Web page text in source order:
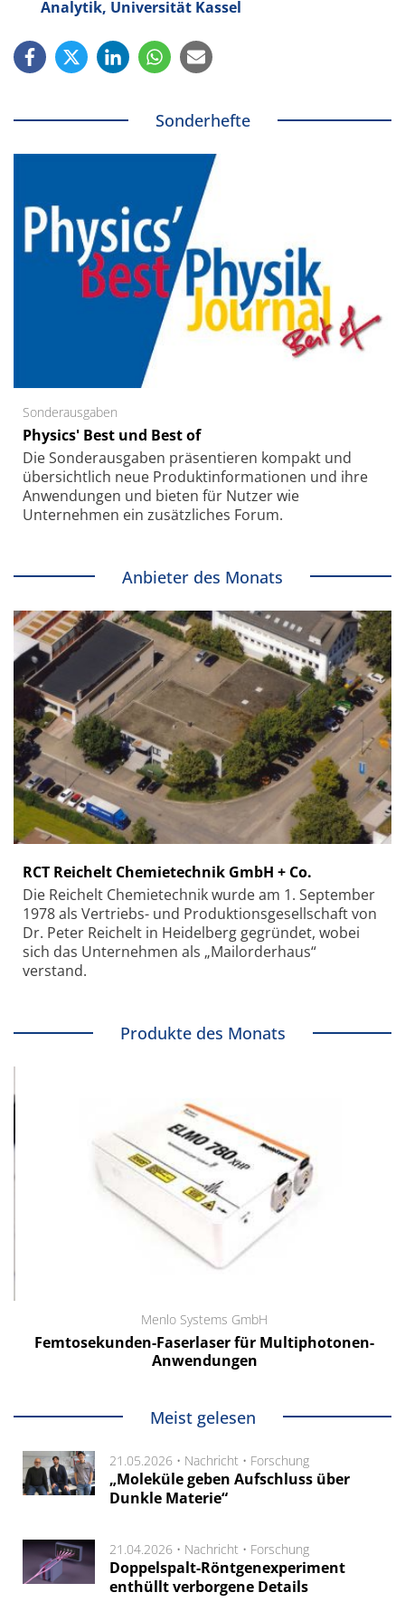
Analytik, Universität Kassel
Sonderhefte
Sonderausgaben
Physics' Best und Best of
Die Sonder­ausgaben präsentieren kompakt und
übersichtlich neue Produkt­informationen und ihre
Anwendungen und bieten für Nutzer wie
Unternehmen ein zusätzliches Forum.
Anbieter des Monats
RCT Reichelt Chemietechnik GmbH + Co.
Die Reichelt Chemietechnik wurde am 1. September
1978 als Vertriebs- und Produktionsgesellschaft von
Dr. Peter Reichelt in Heidelberg gegründet, wobei
sich das Unternehmen als „Mailorderhaus“
verstand.
Produkte des Monats
Menlo Systems GmbH
Femtosekunden-Faserlaser für Multiphotonen-
Anwendungen
Meist gelesen
21.05.2026 • Nachricht • Forschung
„Moleküle geben Aufschluss über
Dunkle Materie“
21.04.2026 • Nachricht • Forschung
Doppelspalt-Röntgenexperiment
enthüllt verborgene Details